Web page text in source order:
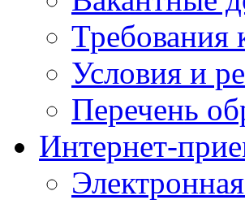
Требования
Условия и
Перечень
Интернет-